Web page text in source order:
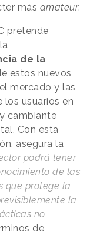
más amateur.
pretende
de la
estos nuevos
mercado y las
los usuarios en
cambiante
Con esta
asegura la
podrá tener
de las
que protege la
la
no
de